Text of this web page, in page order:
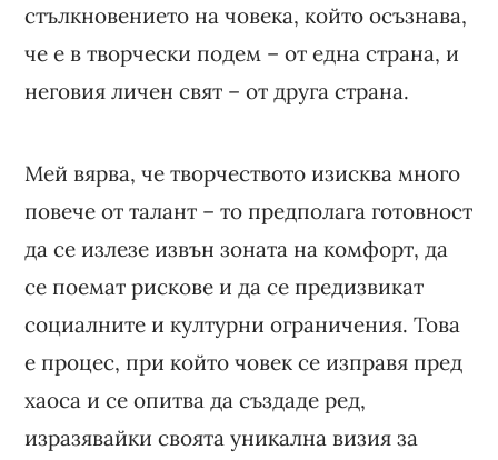
стълкновението на човека, който осъзнава,
че е в творчески подем – от една страна, и
неговия личен свят – от друга страна.
Мей вярва, че творчеството изисква много
повече от талант – то предполага готовност
да се излезе извън зоната на комфорт, да
се поемат рискове и да се предизвикат
социалните и културни ограничения. Това
е процес, при който човек се изправя пред
хаоса и се опитва да създаде ред,
изразявайки своята уникална визия за